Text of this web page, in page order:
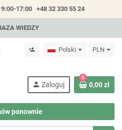
17:00 +48 32 330 55 24
WIEDZY
person_add Polski PLN
person Zaloguj
ponownie
0
0,00 zł